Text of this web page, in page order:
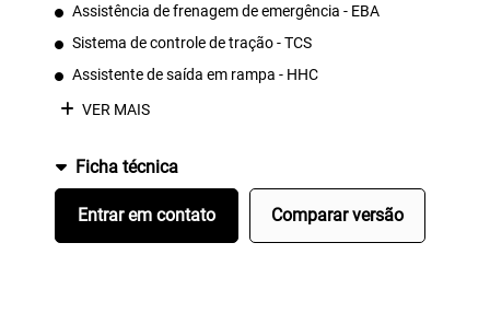
Assistência de frenagem de emergência - EBA
Sistema de controle de tração - TCS
Assistente de saída em rampa - HHC
VER MAIS
Ficha técnica
Entrar em contato Comparar versão